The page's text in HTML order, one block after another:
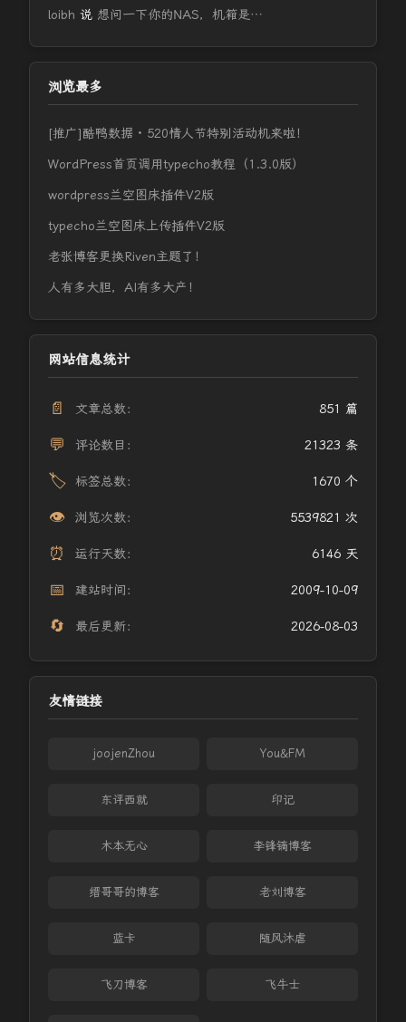
loibh 说 想问一下你的NAS，机箱是…
浏览最多
[推广]酷鸭数据 · 520情人节特别活动机来啦！
WordPress首页调用typecho教程（1.3.0版）
wordpress兰空图床插件V2版
typecho兰空图床上传插件V2版
老张博客更换Riven主题了！
人有多大胆，AI有多大产！
网站信息统计
📄 文章总数： 851 篇
💬 评论数目： 21323 条
🏷️ 标签总数： 1670 个
👁️ 浏览次数： 5539821 次
⏰ 运行天数： 6146 天
📅 建站时间： 2009-10-09
🔄 最后更新： 2026-08-03
友情链接
joojenZhou You&FM
东评西就 印记
木本无心 李锋镝博客
缙哥哥的博客 老刘博客
蓝卡 随风沐虐
飞刀博客 飞牛士